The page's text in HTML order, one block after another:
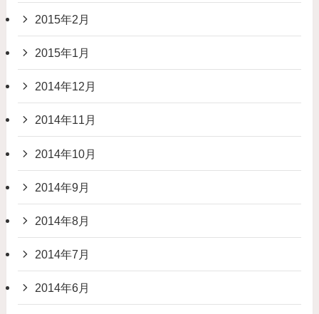
2015年2月
2015年1月
2014年12月
2014年11月
2014年10月
2014年9月
2014年8月
2014年7月
2014年6月